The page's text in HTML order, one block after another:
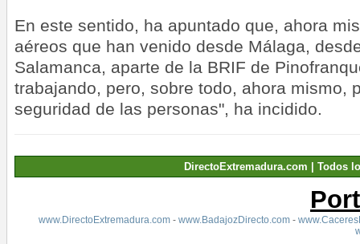
En este sentido, ha apuntado que, ahora
aéreos que han venido desde Málaga,
Salamanca, aparte de la BRIF de
trabajando, pero, sobre todo, ahora mismo,
seguridad de las personas", ha incidido.
DirectoExtremadura.com | Todos
www.DirectoExtremadura.com- www.BadajozDirecto.com-